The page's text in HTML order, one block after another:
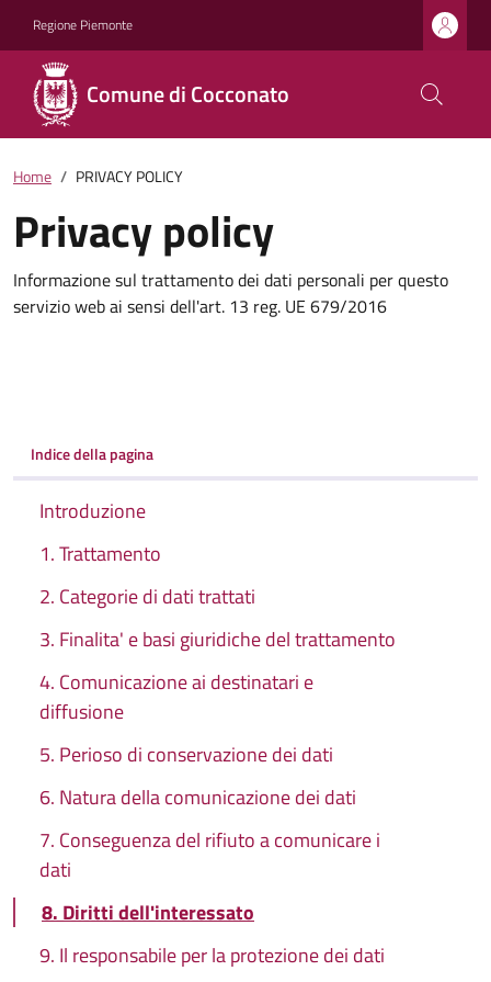
Regione Piemonte
Comune di Cocconato
Home PRIVACY POLICY
Privacy policy
Informazione sul trattamento dei dati personali per questo
servizio web ai sensi dell'art. 13 reg. UE 679/2016
Indice della pagina
Introduzione
1. Trattamento
2. Categorie di dati trattati
3. Finalita' e basi giuridiche del trattamento
4. Comunicazione ai destinatari e
diffusione
5. Perioso di conservazione dei dati
6. Natura della comunicazione dei dati
7. Conseguenza del rifiuto a comunicare i
dati
8. Diritti dell'interessato
9. Il responsabile per la protezione dei dati